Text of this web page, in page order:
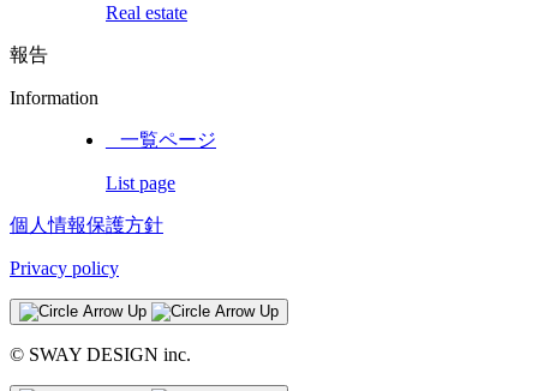
Real estate
報告
Information
_ 一覧ページ
List page
個人情報保護方針
Privacy policy
© SWAY DESIGN inc.